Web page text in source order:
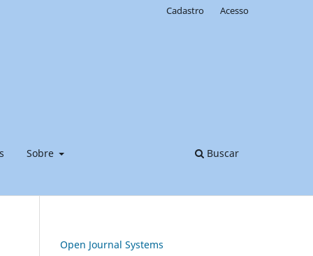
Sobre Buscar
Cadastro Acesso
Open Journal Systems